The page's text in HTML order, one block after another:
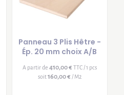
Panneau 3 Plis Hêtre -
Ép. 20 mm choix A/B
A partir de 410,00 € TTC / 1 pcs
soit160,00 € / M2